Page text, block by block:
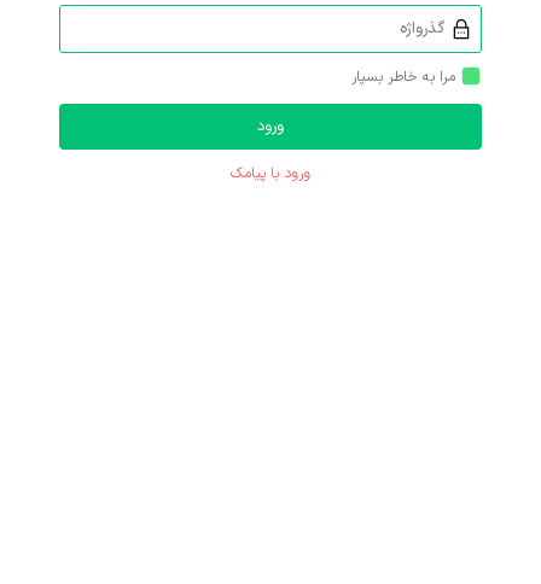
مرا به خاطر بسپار
ورود با پیامک